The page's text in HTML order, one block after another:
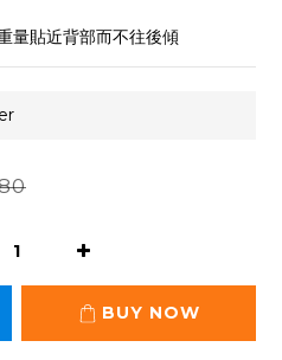
量貼近背部而不往後傾
BUY NOW